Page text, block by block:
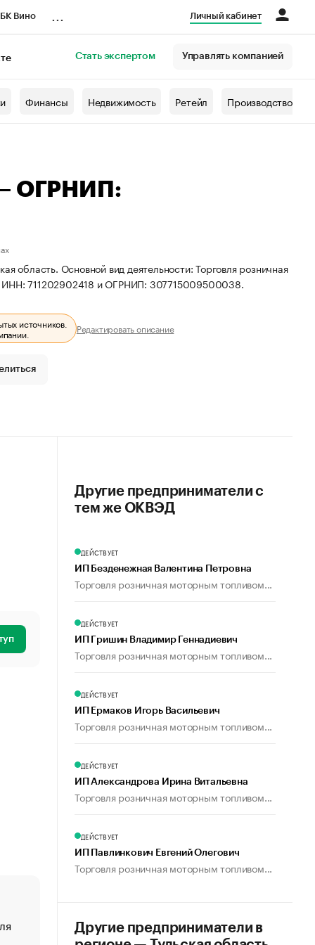
Вино Личный кабинет
Стать экспертом Управлять компанией
Финансы Недвижимость Ретейл Производство
— ОГРНИП:
область. Основной вид деятельности: Торговля розничная
ИНН: 711202902418 и ОГРНИП: 307715009500038.
источников.
Редактировать описание
«От спорта тело стареет иначе». Как живет глава
создавшей GTA
Другие предприниматели с
тем же ОКВЭД
ДЕЙСТВУЕТ
ИП Безденежная Валентина Петровна
Торговля розничная моторным топливом...
ДЕЙСТВУЕТ
ИП Гришин Владимир Геннадиевич
Торговля розничная моторным топливом...
ДЕЙСТВУЕТ
ИП Ермаков Игорь Васильевич
Торговля розничная моторным топливом...
ДЕЙСТВУЕТ
ИП Александрова Ирина Витальевна
Торговля розничная моторным топливом...
ДЕЙСТВУЕТ
ИП Павлинкович Евгений Олегович
Торговля розничная моторным топливом...
Другие предприниматели в